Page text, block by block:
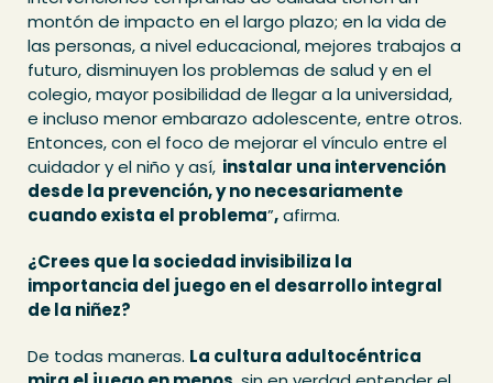
montón de impacto en el largo plazo; en la vida de
las personas, a nivel educacional, mejores trabajos a
futuro, disminuyen los problemas de salud y en el
colegio, mayor posibilidad de llegar a la universidad,
e incluso menor embarazo adolescente, entre otros.
Entonces, con el foco de mejorar el vínculo entre el
cuidador y el niño y así, instalar una intervención
desde la prevención, y no necesariamente
cuando exista el problema”,afirma.
¿Crees que la sociedad invisibiliza la
importancia del juego en el desarrollo integral
de la niñez?
De todas maneras. La cultura adultocéntrica